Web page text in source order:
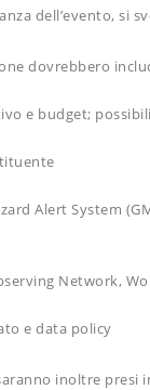
dell’evento, si
dovrebbero
e budget;
Alert System
Network,
e data policy
inoltre presi